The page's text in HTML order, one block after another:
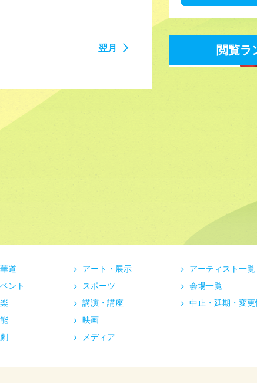
翌月 閲覧ラ
道
ント
アート・展示
スポーツ
講演・講座
映画
メディア
アーティスト一覧
会場一覧
中止・延期・変更